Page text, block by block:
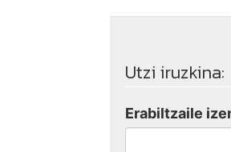
Utzi iruzkina:
Erabiltzaile